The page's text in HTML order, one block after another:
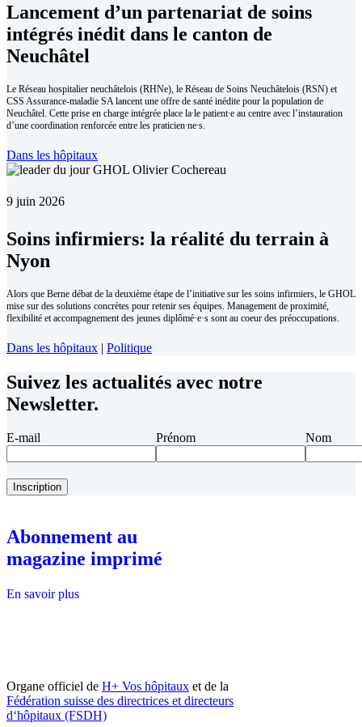
Lancement d’un partenariat de soins
intégrés inédit dans le canton de
Neuchâtel
Le Réseau hospitalier neuchâtelois (RHNe), le Réseau de Soins Neuchâtelois (RSN) et
CSS Assurance-maladie SA lancent une offre de santé inédite pour la population de
Neuchâtel. Cette prise en charge intégrée place la∙le patient∙e au centre avec l’instauration
d’une coordination renforcée entre les praticien∙ne∙s.
Dans les hôpitaux
9 juin 2026
Soins infirmiers: la réalité du terrain à
Nyon
Alors que Berne débat de la deuxième étape de l’initiative sur les soins infirmiers, le GHOL
mise sur des solutions concrètes pour retenir ses équipes. Management de proximité,
flexibilité et accompagnement des jeunes diplômé·e·s sont au coeur des préoccupations.
Dans les hôpitaux | Politique
Suivez les actualités avec notre
Newsletter.
E-mail Prénom Nom
Abonnement au
magazine imprimé
En savoir plus
Organe officiel de H+ Vos hôpitaux et de la
Fédération suisse des directrices et directeurs
d‘hôpitaux (FSDH)